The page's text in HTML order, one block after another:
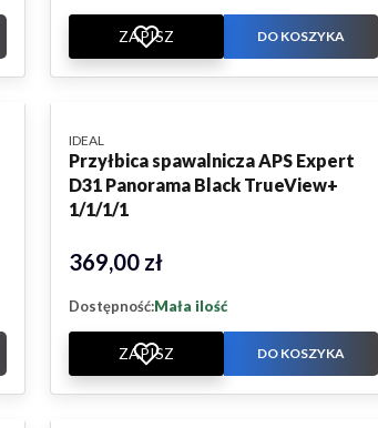
ZAPISZ DO KOSZYKA
Przyłbica spawalnicza APS Expert
D31 Panorama Black TrueView+
1/1/1/1
PRODUCENT
IDEAL
Cena
369,00 zł
Dostępność:Mała ilość
ZAPISZ DO KOSZYKA